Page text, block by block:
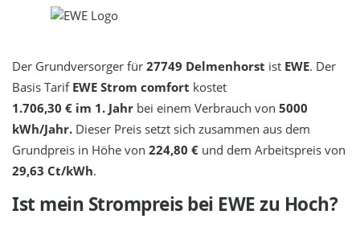
Der Grundversorger für27749 Delmenhorst ist EWE. Der
Basis Tarif EWE Strom comfort kostet
1.706,30 € im 1. Jahr bei einem Verbrauch von5000
kWh/Jahr. Dieser Preis setzt sich zusammen aus dem
Grundpreis in Höhe von224,80 € und dem Arbeitspreis von
29,63 Ct/kWh.
Ist mein Strompreis bei EWEzu Hoch?